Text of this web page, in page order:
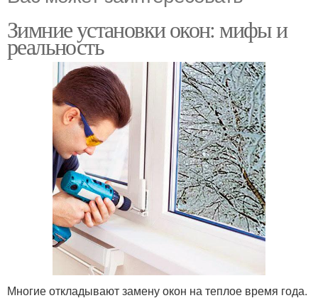
Зимние установки окон: мифы и
реальность
Многие откладывают замену окон на теплое время года.